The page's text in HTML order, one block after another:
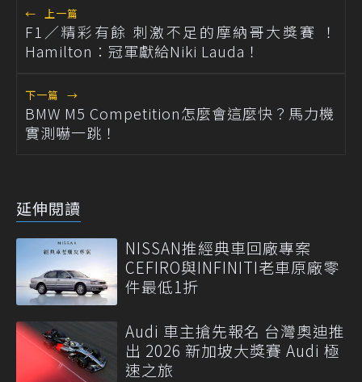
← 上一篇
F1／精彩有餘 刺激不足的摩納哥大獎賽 ！
Hamilton：冠軍獻給Niki Lauda！
下一篇 →
BMW M5 Competition怎麼會這麼快？馬力機
實測嚇一跳！
延伸閱讀
NISSAN推經典車回廠專案
CEFIRO與INFINITI老車原廠零
件最低1折
Audi 車主搶先報名 台灣奧迪推
出 2026 新加坡大獎賽 Audi 極
速之旅